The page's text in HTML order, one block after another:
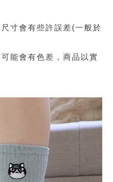
寸會有些許誤差(一般於
能會有色差，商品 以實